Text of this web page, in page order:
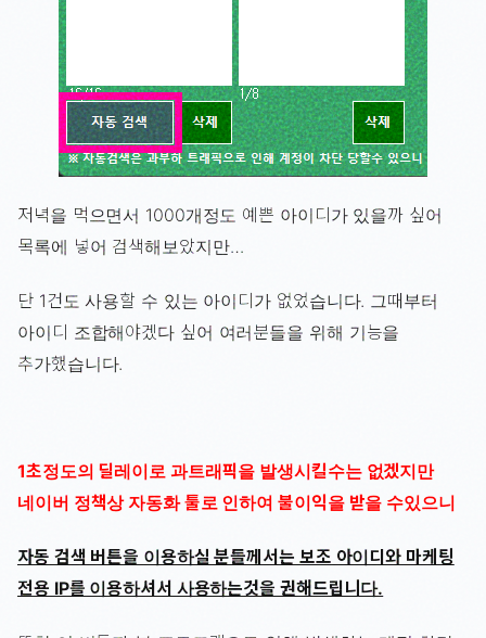
저녁을 먹으면서 1000개정도 예쁜 아이디가 있을까 싶어
목록에 넣어 검색해보았지만…
단 1건도 사용할 수 있는 아이디가 없었습니다. 그때부터
아이디 조합해야겠다 싶어 여러분들을 위해 기능을
추가했습니다.
1초정도의 딜레이로 과트래픽을 발생시킬수는 없겠지만
네이버 정책상 자동화 툴로 인하여 불이익을 받을 수있으니
자동 검색 버튼을 이용하실 분들께서는 보조 아이디와 마케팅
전용 IP를 이용하셔서 사용하는것을 권해드립니다.